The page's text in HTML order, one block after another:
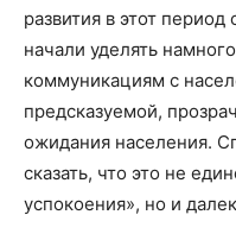
развития в этот период
начали уделять
коммуникациям с
предсказуемой,
ожидания населения.
сказать, что это не
успокоения», но и